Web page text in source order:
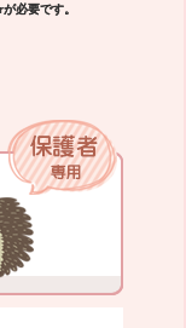
必要です。